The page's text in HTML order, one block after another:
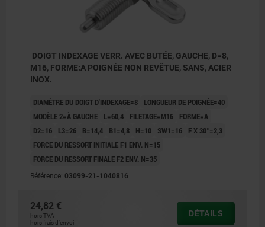
DOIGT INDEXAGE VERR. AVEC BUTÉE, GAUCHE, D=8,
M16, FORME:A POIGNÉE NON REVÊTUE, SANS, ACIER
INOX.
DIAMÈTRE DU DOIGT D'INDEXAGE=8
LONGUEUR DE POIGNÉE=40
MODÈLE 2=À GAUCHE
L=60,4 FILETAGE=M16
FORME=A
D2=16
L3=26 B=14,4 B1=4,8 H=10 SW1=16
F X 30°=2,3
FORCE DU RESSORT INITIALE F1 ENV. N=15
FORCE DU RESSORT FINALE F2 ENV. N=35
Référence: 03099-21-1040816
24,82 €
hors TVA
hors frais d’envoi
DÉTAILS